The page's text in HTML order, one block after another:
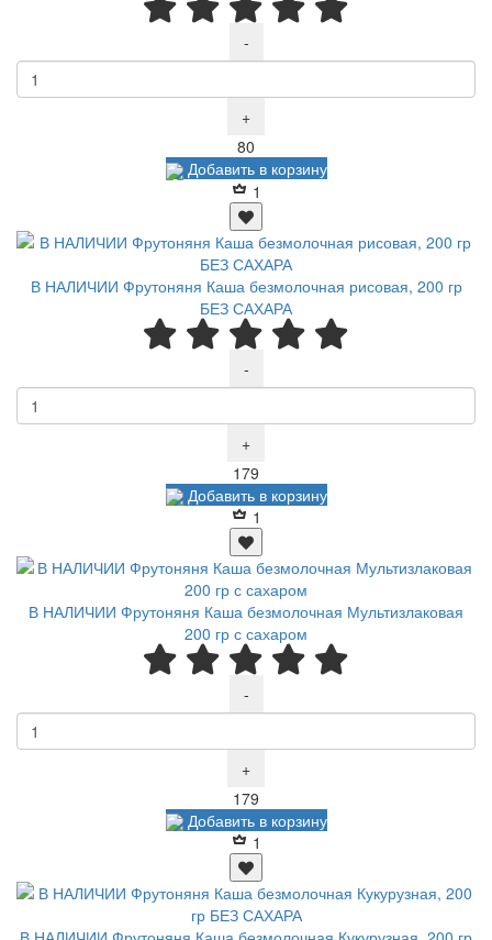
-
+
80
Добавить в корзину
1
В НАЛИЧИИ Фрутоняня Каша безмолочная рисовая, 200 гр
БЕЗ САХАРА
-
+
179
Добавить в корзину
1
В НАЛИЧИИ Фрутоняня Каша безмолочная Мультизлаковая
200 гр с сахаром
-
+
179
Добавить в корзину
1